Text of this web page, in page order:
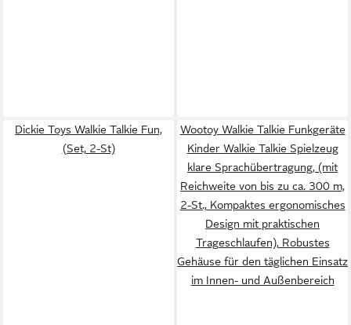
Dickie Toys Walkie Talkie Fun,
(Set, 2-St)
Wootoy Walkie Talkie Funkgeräte
Kinder Walkie Talkie Spielzeug
klare Sprachübertragung, (mit
Reichweite von bis zu ca. 300 m,
2-St., Kompaktes ergonomisches
Design mit praktischen
Trageschlaufen), Robustes
Gehäuse für den täglichen Einsatz
im Innen- und Außenbereich